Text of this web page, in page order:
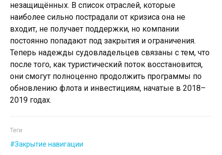
незащищённых. В список отраслей, которые
наиболее сильно пострадали от кризиса она не
входит, не получает поддержки, но компании
постоянно попадают под закрытия и ограничения.
Теперь надежды судовладельцев связаны с тем, что
после того, как туристический поток восстановится,
они смогут полноценно продолжить программы по
обновлению флота и инвестициям, начатые в 2018–
2019 годах.
Теги
Закрытие навигации